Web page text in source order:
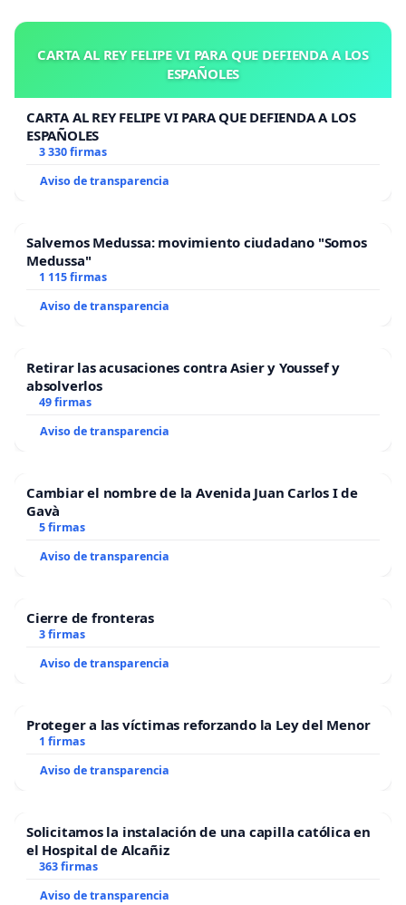
CARTA AL REY FELIPE VI PARA QUE DEFIENDA A LOS
ESPAÑOLES
CARTA AL REY FELIPE VI PARA QUE DEFIENDA A LOS
ESPAÑOLES
3 330 firmas
Aviso de transparencia
Salvemos Medussa: movimiento ciudadano "Somos
Medussa"
1 115 firmas
Aviso de transparencia
Retirar las acusaciones contra Asier y Youssef y
absolverlos
49 firmas
Aviso de transparencia
Cambiar el nombre de la Avenida Juan Carlos I de
Gavà
5 firmas
Aviso de transparencia
Cierre de fronteras
3 firmas
Aviso de transparencia
Proteger a las víctimas reforzando la Ley del Menor
1 firmas
Aviso de transparencia
Solicitamos la instalación de una capilla católica en
el Hospital de Alcañiz
363 firmas
Aviso de transparencia